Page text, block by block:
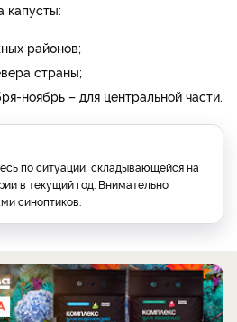
капусты:
районов;
страны;
ноябрь – для центральной части.
по ситуации, складывающейся на
в текущий год. Внимательно
синоптиков.